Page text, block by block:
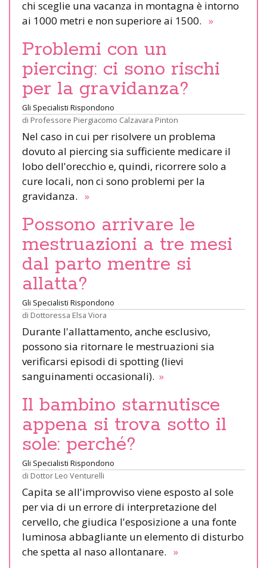
chi sceglie una vacanza in montagna è intorno
ai 1000 metri e non superiore ai 1500. »
Problemi con un
piercing: ci sono rischi
per la gravidanza?
Gli Specialisti Rispondono
di Professore Piergiacomo Calzavara Pinton
Nel caso in cui per risolvere un problema
dovuto al piercing sia sufficiente medicare il
lobo dell'orecchio e, quindi, ricorrere solo a
cure locali, non ci sono problemi per la
gravidanza. »
Possono arrivare le
mestruazioni a tre mesi
dal parto mentre si
allatta?
Gli Specialisti Rispondono
di Dottoressa Elsa Viora
Durante l'allattamento, anche esclusivo,
possono sia ritornare le mestruazioni sia
verificarsi episodi di spotting (lievi
sanguinamenti occasionali). »
Il bambino starnutisce
appena si trova sotto il
sole: perché?
Gli Specialisti Rispondono
di Dottor Leo Venturelli
Capita se all'improvviso viene esposto al sole
per via di un errore di interpretazione del
cervello, che giudica l'esposizione a una fonte
luminosa abbagliante un elemento di disturbo
che spetta al naso allontanare. »